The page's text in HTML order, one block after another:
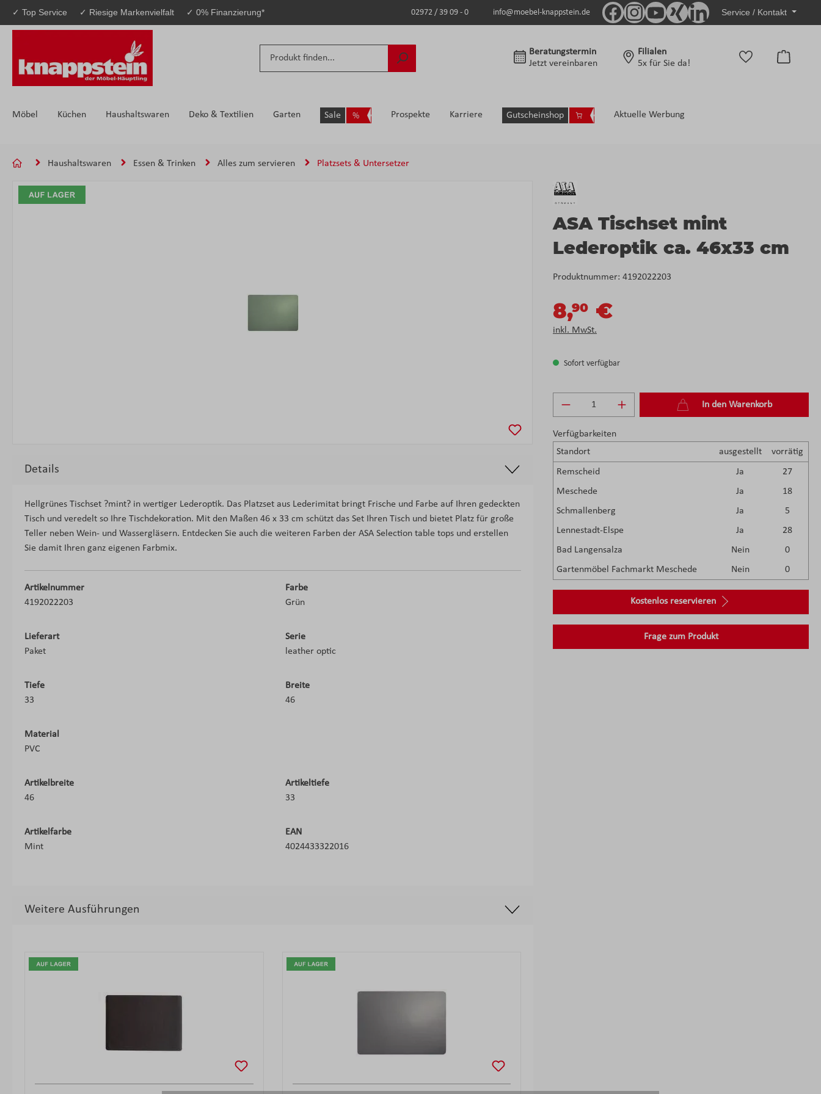
Hauptinhalt springen
Zur Suche springen
Zur Hauptnavigation springen
✓ Top Service ✓ Riesige Markenvielfalt ✓ 0% Finanzierung* 02972 / 39 09 - 0 info@moebel-knappstein.de Service / Kontakt
Beratungstermin
Jetzt vereinbaren
Filialen
5x für Sie da!
Möbel Küchen Haushaltswaren Deko & Textilien Garten Sale Prospekte Karriere Gutscheinshop Aktuelle Werbung
Haushaltswaren Essen & Trinken Alles zum servieren Platzsets & Untersetzer
Bildergalerie überspringen
ASA Tischset mint
Lederoptik ca. 46x33 cm
Produktnummer: 4192022203
8,90 €
inkl. MwSt.
Sofort verfügbar
Produkt Anzahl: Gib den gewünschten
In den Warenkorb
Verfügbarkeiten
Standort
ausgestellt vorrätig
Remscheid Ja
27
Meschede
Ja
18
Schmallenberg
Ja
5
Lennestadt-Elspe
Ja
28
Bad Langensalza
Nein
0
Gartenmöbel Fachmarkt Meschede
Nein 0
Kostenlos reservieren
Frage zum Produkt
Details
Hellgrünes Tischset ?mint? in wertiger Lederoptik. Das Platzset aus Lederimitat bringt Frische und Farbe auf Ihren gedeckten
Tisch und veredelt so Ihre Tischdekoration. Mit den Maßen 46 x 33 cm schützt das Set Ihren Tisch und bietet Platz für große
Teller neben Wein- und Wassergläsern. Entdecken Sie auch die weiteren Farben der ASA Selection table tops und erstellen
Sie damit Ihren ganz eigenen Farbmix.
Artikelnummer
4192022203
Farbe
Grün
Lieferart
Paket
Serie
leather optic
Tiefe
33
Breite
46
Material
PVC
Artikelbreite
46
Artikeltiefe
33
Artikelfarbe
Mint
EAN
4024433322016
Weitere Ausführungen